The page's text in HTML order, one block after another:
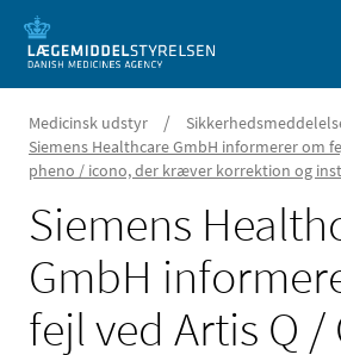
Medicinsk udstyr /
Siemens Healthcare GmbH informerer om
pheno / icono, der kræver korrektion og
Siemens
GmbH
fejl ved Artis Q /